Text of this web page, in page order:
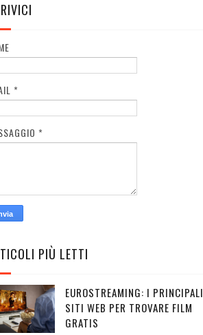
*
*
PIÙ LETTI
EUROSTREAMING: I PRINCIPALI
SITI WEB PER TROVARE FILM
GRATIS